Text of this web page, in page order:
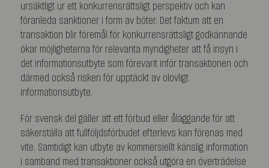
ursäktligt ur ett konkurrensrättsligt perspektiv och kan
föranleda sanktioner i form av böter. Det faktum att en
transaktion blir föremål för konkurrensrättsligt godkännande
ökar möjligheterna för relevanta myndigheter att få insyn i
det informationsutbyte som förevarit inför transaktionen och
därmed också risken för upptäckt av olovligt
informationsutbyte.
För svensk del gäller att ett förbud eller åläggande för att
säkerställa att fullföljdsförbudet efterlevs kan förenas med
vite. Samtidigt kan utbyte av kommersiellt känslig information
i samband med transaktioner också utgöra en överträdelse